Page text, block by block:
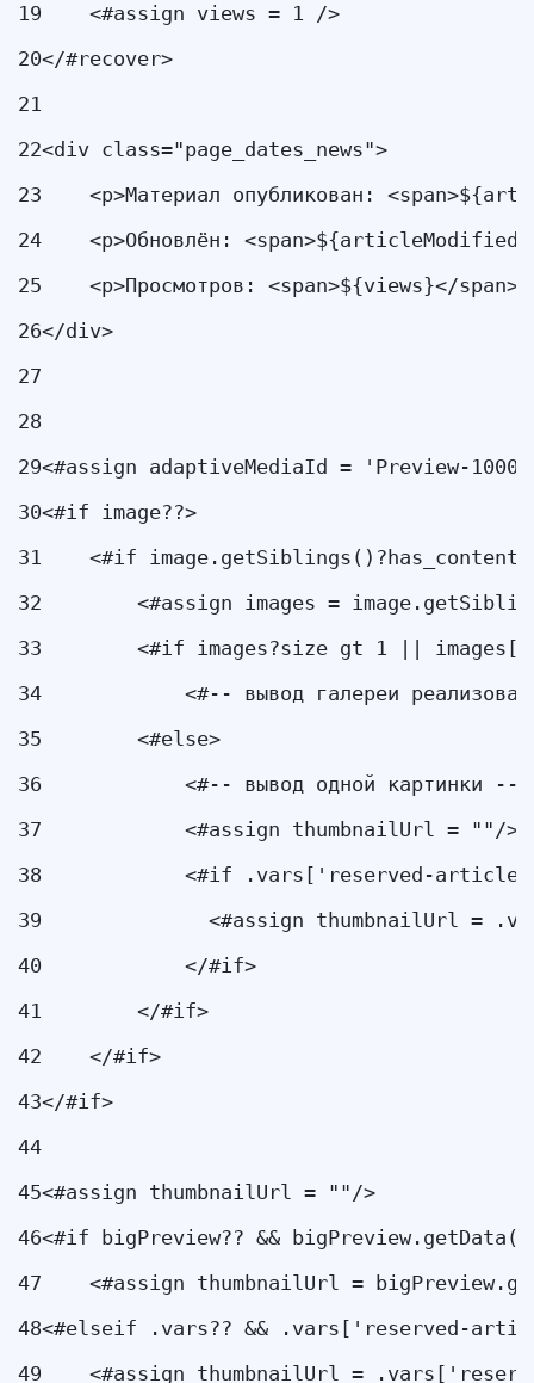
19
    <#assign views = 1 />
20</#recover>
21
22<div class="page_dates_news">
23
<p>Материал опубликован:
24
<p>Обновлён:
25
<p>Просмотров: <span>${views}</
26</div>
27
28
29<#assign adaptiveMediaId = 'Preview-
30<#if image??>
31
<#if
32
<#assign images =
33
<#if images?size gt 1 ||
34
<#-- вывод галереи
35
        <#else>
36
<#-- вывод одной картинки
37
            <#assign thumbnailUrl = ""/>
38
<#if .vars['reserved-
39
<#assign thumbnailUrl =
40
            </#if>
41
        </#if>
42
    </#if>
43</#if>
44
45<#assign thumbnailUrl = ""/>
46<#if bigPreview?? &&
47
<#assign thumbnailUrl =
48<#elseif .vars?? && .vars['reserved-
49
<#assign thumbnailUrl =